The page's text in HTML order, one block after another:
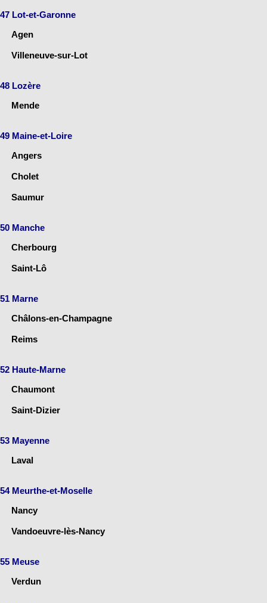
47 Lot-et-Garonne
Agen
Villeneuve-sur-Lot
48 Lozère
Mende
49 Maine-et-Loire
Angers
Cholet
Saumur
50 Manche
Cherbourg
Saint-Lô
51 Marne
Châlons-en-Champagne
Reims
52 Haute-Marne
Chaumont
Saint-Dizier
53 Mayenne
Laval
54 Meurthe-et-Moselle
Nancy
Vandoeuvre-lès-Nancy
55 Meuse
Verdun